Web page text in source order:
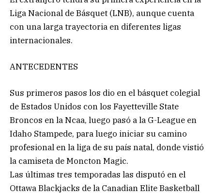
Liga Nacional de Básquet (LNB), aunque cuenta
con una larga trayectoria en diferentes ligas
internacionales.
ANTECEDENTES
Sus primeros pasos los dio en el básquet colegial
de Estados Unidos con los Fayetteville State
Broncos en la Ncaa, luego pasó a la G-League en
Idaho Stampede, para luego iniciar su camino
profesional en la liga de su país natal, donde vistió
la camiseta de Moncton Magic.
Las últimas tres temporadas las disputó en el
Ottawa Blackjacks de la Canadian Elite Basketball